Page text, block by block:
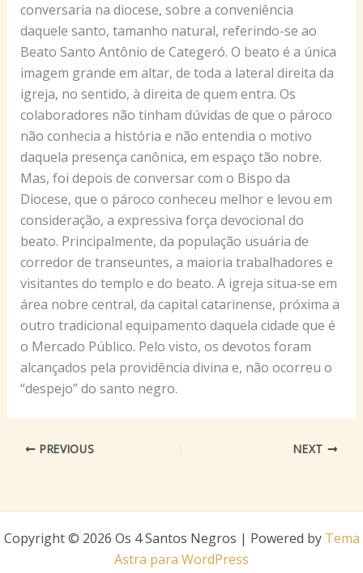
conversaria na diocese, sobre a conveniência
daquele santo, tamanho natural, referindo-se ao
Beato Santo Antônio de Categeró. O beato é a única
imagem grande em altar, de toda a lateral direita da
igreja, no sentido, à direita de quem entra. Os
colaboradores não tinham dúvidas de que o pároco
não conhecia a história e não entendia o motivo
daquela presença canônica, em espaço tão nobre.
Mas, foi depois de conversar com o Bispo da
Diocese, que o pároco conheceu melhor e levou em
consideração, a expressiva força devocional do
beato. Principalmente, da população usuária de
corredor de transeuntes, a maioria trabalhadores e
visitantes do templo e do beato. A igreja situa-se em
área nobre central, da capital catarinense, próxima a
outro tradicional equipamento daquela cidade que é
o Mercado Público. Pelo visto, os devotos foram
alcançados pela providência divina e, não ocorreu o
“despejo” do santo negro.
PREVIOUS NEXT
Copyright © 2026 Os 4 Santos Negros | Powered by Tema
Astra para WordPress